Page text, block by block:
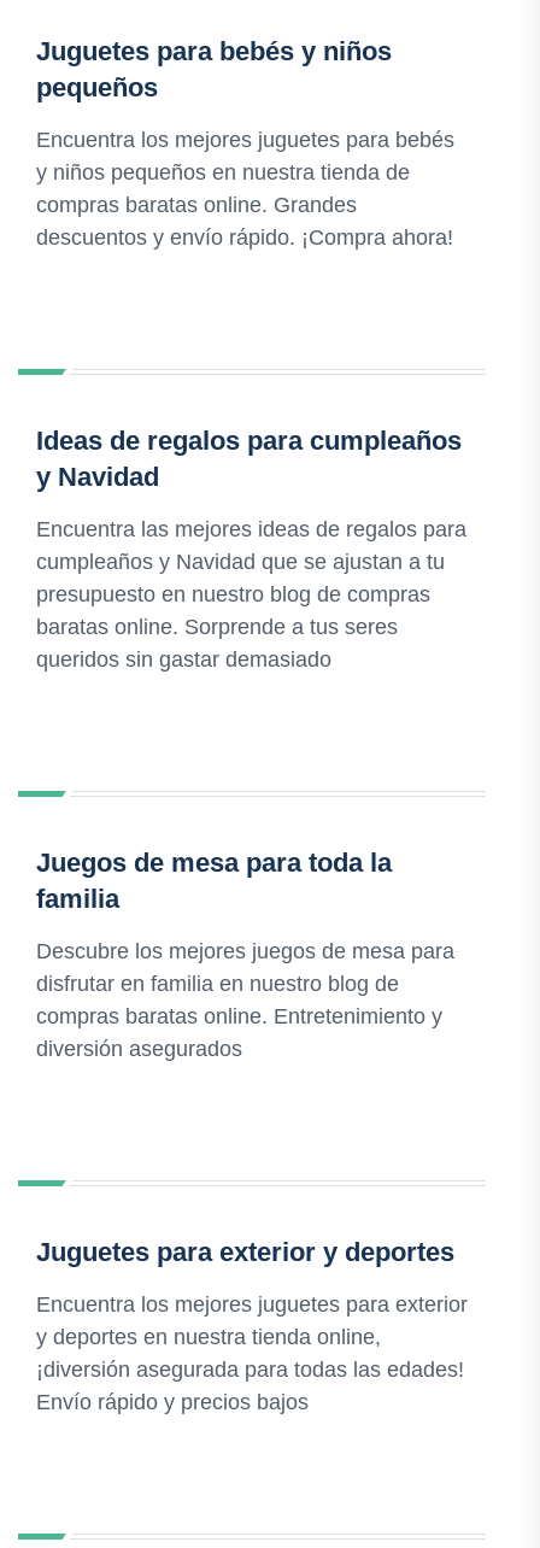
Juguetes para bebés y niños
pequeños
Encuentra los mejores juguetes para bebés
y niños pequeños en nuestra tienda de
compras baratas online. Grandes
descuentos y envío rápido. ¡Compra ahora!
Ideas de regalos para cumpleaños
y Navidad
Encuentra las mejores ideas de regalos para
cumpleaños y Navidad que se ajustan a tu
presupuesto en nuestro blog de compras
baratas online. Sorprende a tus seres
queridos sin gastar demasiado
Juegos de mesa para toda la
familia
Descubre los mejores juegos de mesa para
disfrutar en familia en nuestro blog de
compras baratas online. Entretenimiento y
diversión asegurados
Juguetes para exterior y deportes
Encuentra los mejores juguetes para exterior
y deportes en nuestra tienda online,
¡diversión asegurada para todas las edades!
Envío rápido y precios bajos